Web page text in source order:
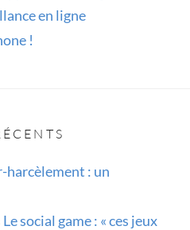
en ligne
!
harcèlement : un
Le social game : « ces jeux